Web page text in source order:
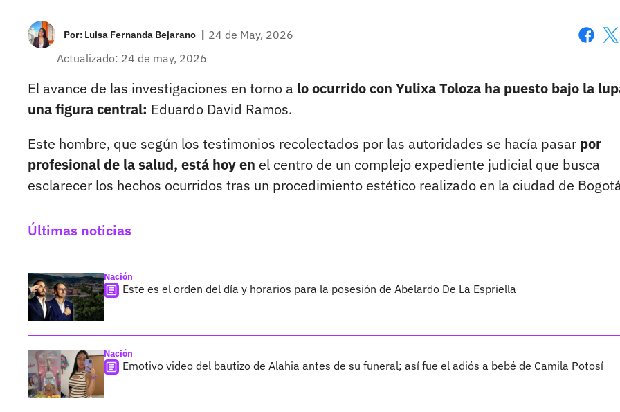
Por: Luisa Fernanda Bejarano | 24 de May, 2026
Actualizado: 24 de may, 2026
El avance de las investigaciones en torno a lo ocurrido con Yulixa Toloza ha puesto bajo la
una figura central: Eduardo David Ramos.
Este hombre, que según los testimonios recolectados por las autoridades se hacía pasar por
profesional de la salud, está hoy en el centro de un complejo expediente judicial que busca
esclarecer los hechos ocurridos tras un procedimiento estético realizado en la ciudad de
Últimas noticias
Nación
Este es el orden del día y horarios para la posesión de Abelardo De La Espriella
Nación
Emotivo video del bautizo de Alahia antes de su funeral; así fue el adiós a bebé de Camila Potosí